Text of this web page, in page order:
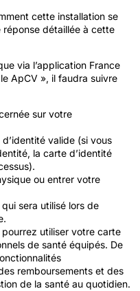
cette installation se
réponse détaillée à cette
via l’application France
ApCV », il faudra suivre
sur votre
valide (si vous
la carte d’identité
ou entrer votre
sera utilisé lors de
utiliser votre carte
de santé équipés. De
remboursements et des
de la santé au quotidien.